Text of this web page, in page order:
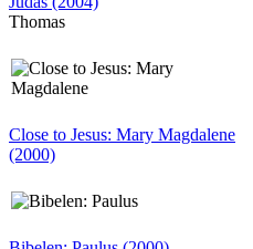
Thomas
Close to Jesus: Mary Magdalene
(2000)